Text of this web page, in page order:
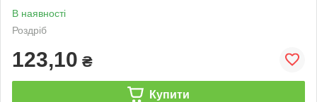
В наявності
Роздріб
123,10 ₴
Купити